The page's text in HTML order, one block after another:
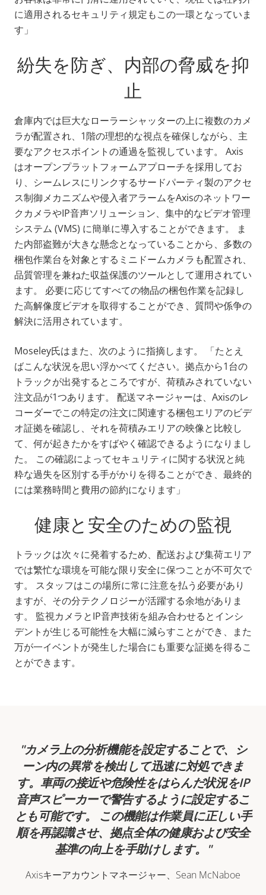
に適用されるセキュリティ規定もこの一環となっていま
す」
紛失を防ぎ、内部の脅威を抑
止
倉庫内では巨大なローラーシャッターの上に複数のカメ
ラが配置され、1階の理想的な視点を確保しながら、主
要なアクセスポイントの通過を監視しています。 Axis
はオープンプラットフォームアプローチを採用してお
り、シームレスにリンクするサードパーティ製のアクセ
ス制御メカニズムや侵入者アラームをAxisのネットワー
クカメラやIP音声ソリューション、集中的なビデオ管理
システム (VMS) に簡単に導入することができます。 ま
た内部盗難が大きな懸念となっていることから、多数の
梱包作業台を対象とするミニドームカメラも配置され、
品質管理を兼ねた収益保護のツールとして運用されてい
ます。 必要に応じてすべての物品の梱包作業を記録し
た高解像度ビデオを取得することができ、質問や係争の
解決に活用されています。
Moseley氏はまた、次のように指摘します。 「たとえ
ばこんな状況を思い浮かべてください。拠点から1台の
トラックが出発するところですが、荷積みされていない
注文品が1つあります。 配送マネージャーは、Axisのレ
コーダーでこの特定の注文に関連する梱包エリアのビデ
オ証拠を確認し、それを荷積みエリアの映像と比較し
て、何が起きたかをすばやく確認できるようになりまし
た。 この確認によってセキュリティに関する状況と純
粋な過失を区別する手がかりを得ることができ、最終的
には業務時間と費用の節約になります」
健康と安全のための監視
トラックは次々に発着するため、配送および集荷エリア
では繁忙な環境を可能な限り安全に保つことが不可欠で
す。 スタッフはこの場所に常に注意を払う必要があり
ますが、その分テクノロジーが活躍する余地がありま
す。 監視カメラとIP音声技術を組み合わせるとインシ
デントが生じる可能性を大幅に減らすことができ、また
万が一イベントが発生した場合にも重要な証拠を得るこ
とができます。
カメラ上の分析機能を設定することで、シ
ーン内の異常を検出して迅速に対処できま
す。車両の接近や危険性をはらんだ状況をIP
音声スピーカーで警告するように設定するこ
とも可能です。 この機能は作業員に正しい手
順を再認識させ、拠点全体の健康および安全
基準の向上を手助けします。
Axisキーアカウントマネージャー、Sean McNaboe